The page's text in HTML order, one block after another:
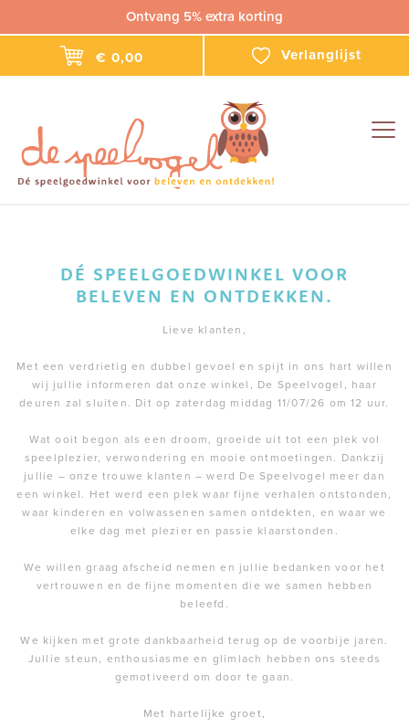
Ontvang 5% extra korting
€ 0,00 Verlanglijst
DÉ SPEELGOEDWINKEL VOOR
BELEVEN EN ONTDEKKEN.
Lieve klanten,
Met een verdrietig en dubbel gevoel en spijt in ons hart willen
wij jullie informeren dat onze winkel, De Speelvogel, haar
deuren zal sluiten. Dit op zaterdag middag 11/07/26 om 12 uur.
Wat ooit begon als een droom, groeide uit tot een plek vol
speelplezier, verwondering en mooie ontmoetingen. Dankzij
jullie – onze trouwe klanten – werd De Speelvogel meer dan
een winkel. Het werd een plek waar fijne verhalen ontstonden,
waar kinderen en volwassenen samen ontdekten, en waar we
elke dag met plezier en passie klaarstonden.
We willen graag afscheid nemen en jullie bedanken voor het
vertrouwen en de fijne momenten die we samen hebben
beleefd.
We kijken met grote dankbaarheid terug op de voorbije jaren.
Jullie steun, enthousiasme en glimlach hebben ons steeds
gemotiveerd om door te gaan.
Met hartelijke groet,